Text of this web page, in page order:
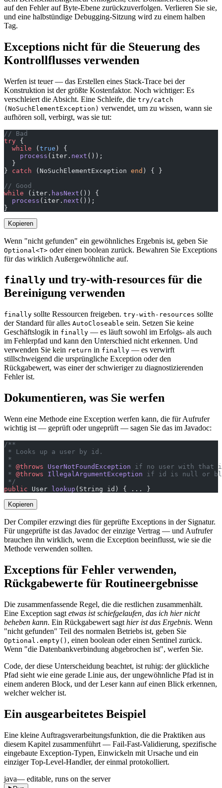
auf den Fehler auf Byte-Ebene zurückzuverfolgen. Verlieren Sie sie,
und eine halbstündige Debugging-Sitzung wird zu einem halben
Tag.
Exceptions nicht für die Steuerung des
Kontrollflusses verwenden
Werfen ist teuer — das Erstellen eines Stack-Trace bei der
Konstruktion ist der größte Kostenfaktor. Noch wichtiger: Es
verschleiert die Absicht. Eine Schleife, die try/catch
(NoSuchElementException) verwendet, um zu wissen, wann sie
aufhören soll, verbirgt, was sie tut:
// Bad
try {
  while
(true ) {
    process
(iter. next ());
  }
} catch (NoSuchElementException end ) { }
// Good
while (iter. hasNext ()) {
  process
(iter. next ());
}
Kopieren
Wenn "nicht gefunden" ein gewöhnliches Ergebnis ist, geben Sie
Optional<T> oder einen boolean zurück. Bewahren Sie Exceptions
für das wirklich Außergewöhnliche auf.
finally und try-with-resources für die
Bereinigung verwenden
finally sollte Ressourcen freigeben. try-with-resources sollte
der Standard für alles AutoCloseable sein. Setzen Sie keine
Geschäftslogik in finally — es läuft sowohl im Erfolgs- als auch
im Fehlerpfad und kann den Unterschied nicht erkennen. Und
verwenden Sie kein return in finally — es verwirft
stillschweigend die ursprüngliche Exception oder den
Rückgabewert, was einer der schwieriger zu diagnostizierenden
Fehler ist.
Dokumentieren, was Sie werfen
Wenn eine Methode eine Exception werfen kann, die für Aufrufer
wichtig ist — geprüft oder ungeprüft — sagen Sie das im Javadoc:
/**
* Looks up a user by id.
*
* @throws UserNotFoundException if no user with that
* @throws IllegalArgumentException if id is null or
*/
public User lookup (String id) { ... }
Kopieren
Der Compiler erzwingt dies für geprüfte Exceptions in der Signatur.
Für ungeprüfte ist das Javadoc der einzige Vertrag — und Aufrufer
brauchen ihn wirklich, wenn die Exception beeinflusst, wie sie die
Methode verwenden sollten.
Exceptions für Fehler verwenden,
Rückgabewerte für Routineergebnisse
Die zusammenfassende Regel, die die restlichen zusammenhält.
Eine Exception sagt etwas ist schiefgelaufen, das ich hier nicht
beheben kann. Ein Rückgabewert sagt hier ist das Ergebnis. Wenn
"nicht gefunden" Teil des normalen Betriebs ist, geben Sie
Optional.empty() , einen boolean oder einen Sentinel zurück.
Wenn "die Datenbankverbindung abgebrochen ist", werfen Sie.
Code, der diese Unterscheidung beachtet, ist ruhig: der glückliche
Pfad sieht wie eine gerade Linie aus, der ungewöhnliche Pfad ist in
einem anderen Block, und der Leser kann auf einen Blick erkennen,
welcher welcher ist.
Ein ausgearbeitetes Beispiel
Eine kleine Auftragsverarbeitungsfunktion, die die Praktiken aus
diesem Kapitel zusammenführt — Fail-Fast-Validierung, spezifische
eingebaute Exception-Typen, Einwickeln mit Ursache und ein
einziger Top-Level-Handler, der einmal protokolliert.
java— editable, runs on the server